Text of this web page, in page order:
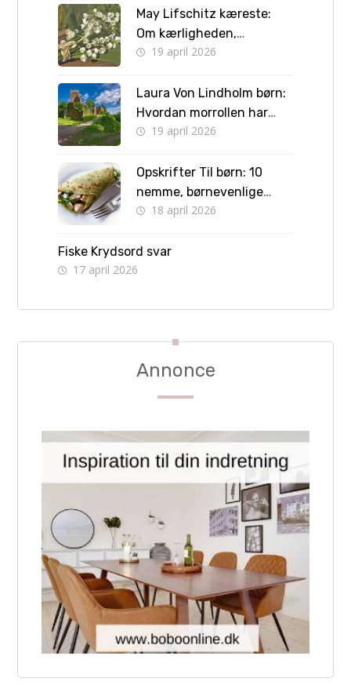
May Lifschitz kæreste:
Om kærligheden,
forlovelsen og vejen til
19 april 2026
Laura Von Lindholm børn:
Hvordan morrollen har
formet hendes liv
19 april 2026
Opskrifter Til børn: 10
nemme, børnevenlige
retter børn kan lave selv
18 april 2026
Fiske Krydsord svar
17 april 2026
Annonce